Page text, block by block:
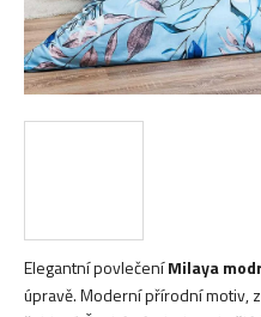
Elegantní povlečeníMilaya
úpravě. Moderní přírodní motiv,